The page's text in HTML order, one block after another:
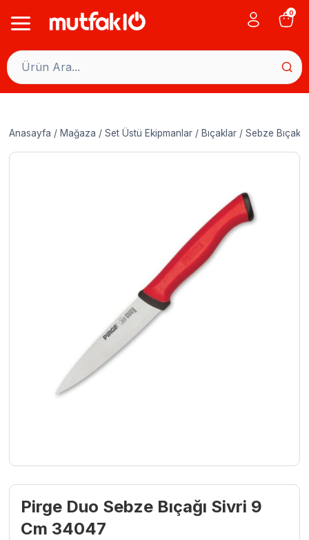
0
Anasayfa / Mağaza / Set Üstü Ekipmanlar / Bıçaklar / Sebze
Pirge Duo Sebze Bıçağı Sivri 9
Cm 34047